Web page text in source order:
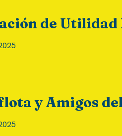
de Utilidad
y Amigos